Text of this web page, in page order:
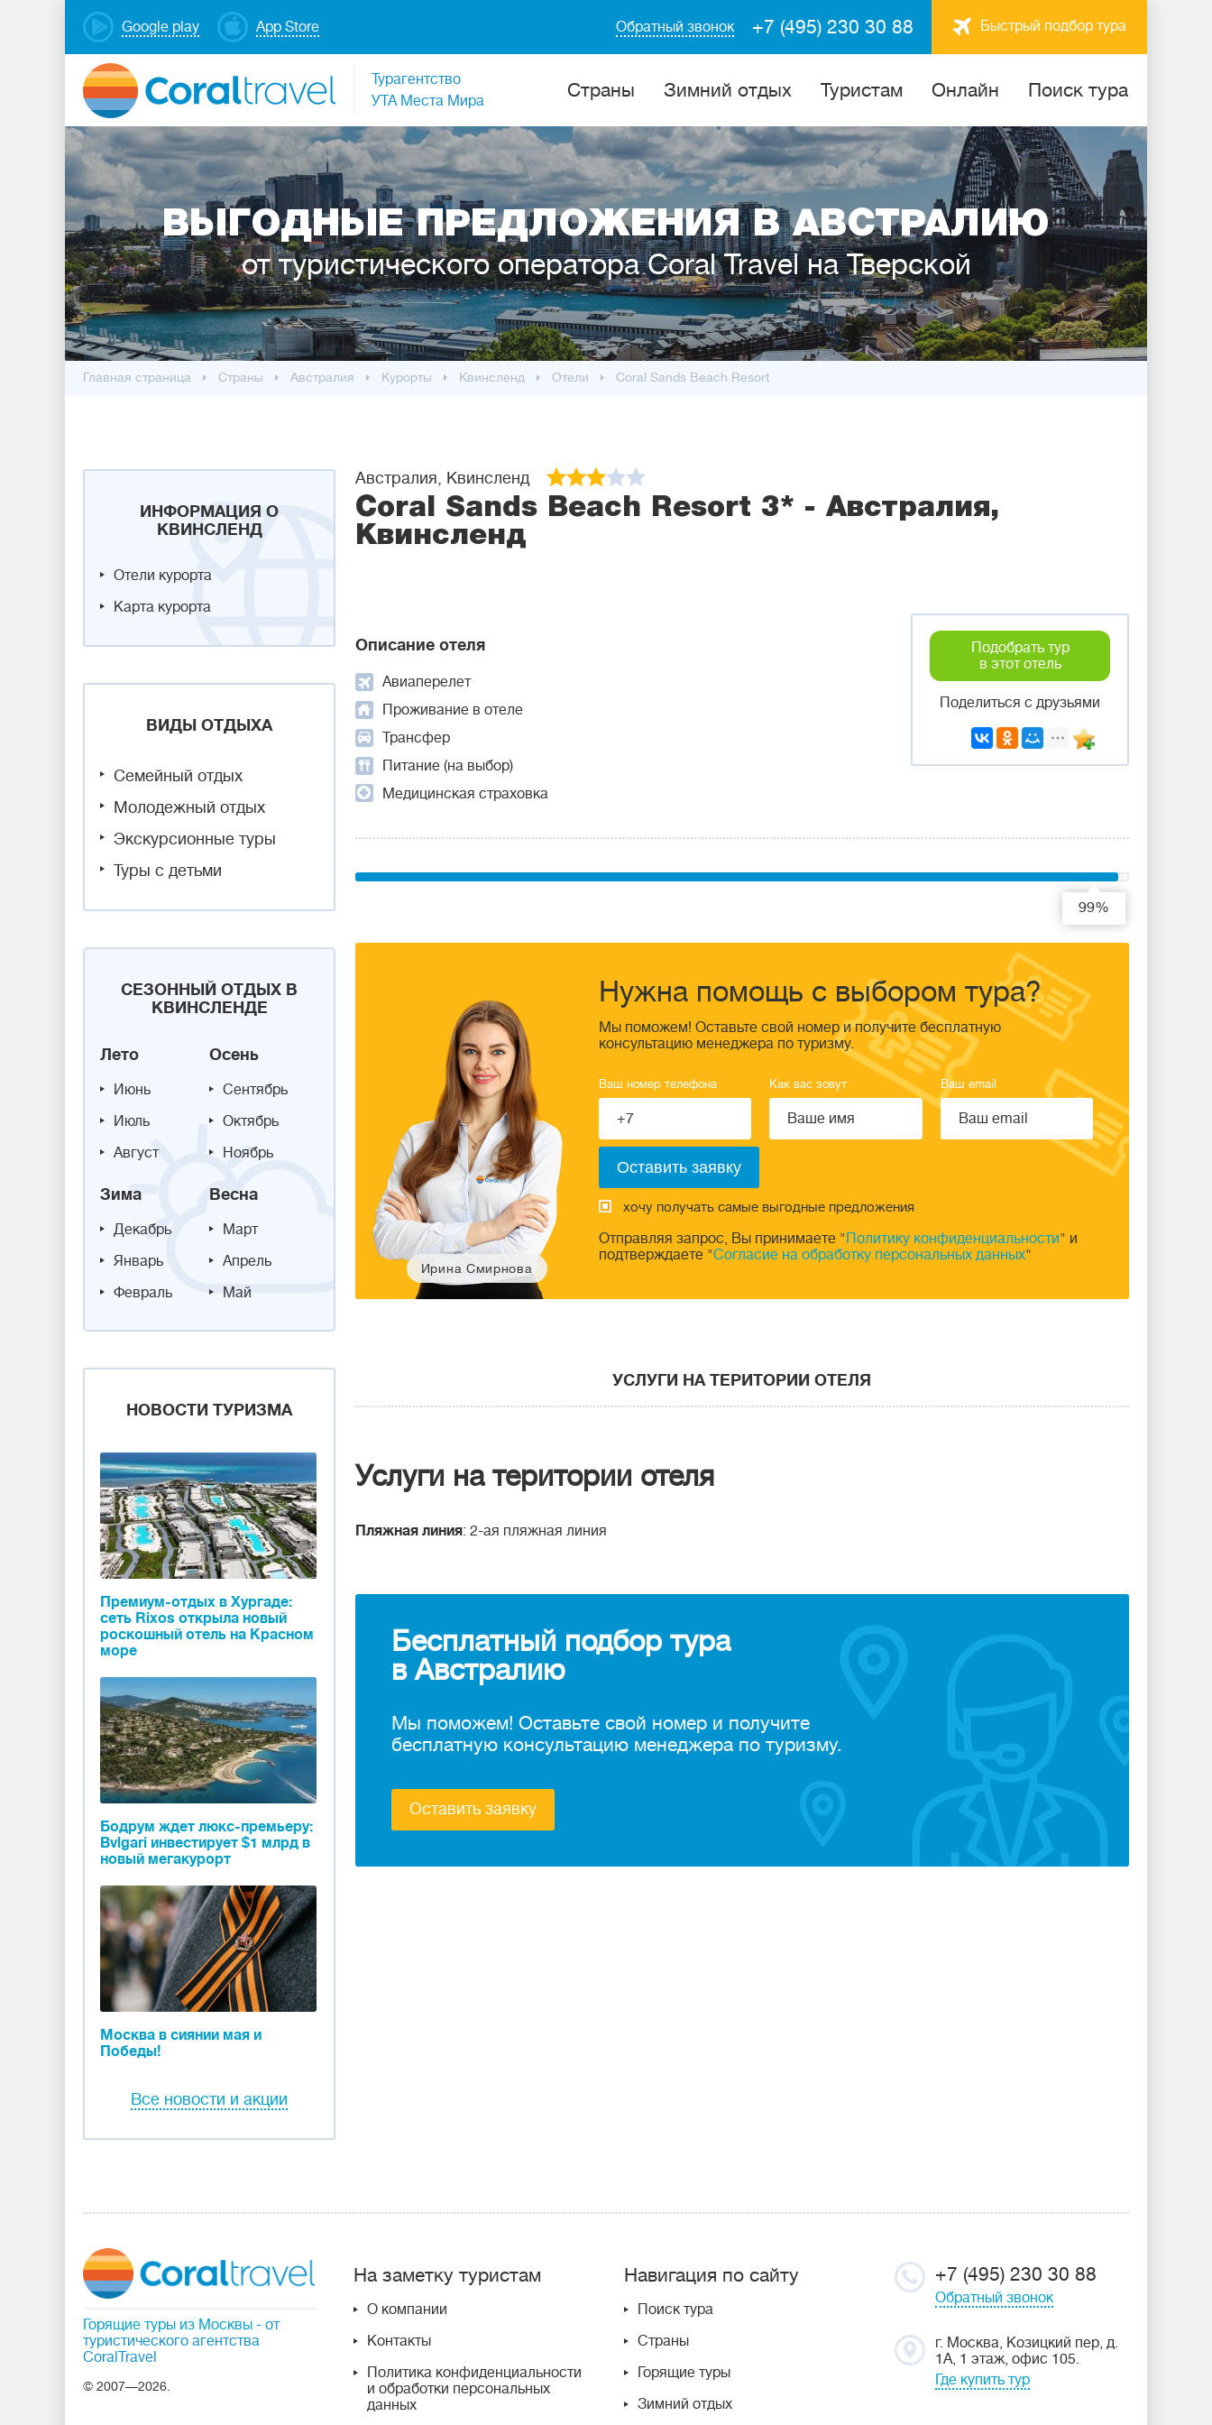
Google play App Store Быстрый подбор тура
+7 (495) 230 30 88
Обратный звонок
Турагентство
УТА Места Мира
Cтраны Зимний отдых Туристам Онлайн Поиск тура
ВЫГОДНЫЕ ПРЕДЛОЖЕНИЯ В АВСТРАЛИЮ
от туристического оператора Coral Travel на Тверской
Главная страница Cтраны Австралия Курорты Квинсленд Отели Coral Sands Beach Resort
ИНФОРМАЦИЯ О
КВИНСЛЕНД
Отели курорта
Карта курорта
ВИДЫ ОТДЫХА
Семейный отдых
Молодежный отдых
Экскурсионные туры
Туры с детьми
СЕЗОННЫЙ ОТДЫХ В
КВИНСЛЕНДЕ
Лето
Июнь
Июль
Август
Осень
Сентябрь
Октябрь
Ноябрь
Зима
Декабрь
Январь
Февраль
Весна
Март
Апрель
Май
НОВОСТИ ТУРИЗМА
Премиум-отдых в Хургаде:
сеть Rixos открыла новый
роскошный отель на Красном
море
Бодрум ждет люкс-премьеру:
Bvlgari инвестирует $1 млрд в
новый мегакурорт
Москва в сиянии мая и
Победы!
Все новости и акции
Австралия, Квинсленд
Coral Sands Beach Resort 3* - Австралия,
Квинсленд
Описание отеля
Авиаперелет
Проживание в отеле
Трансфер
Питание (на выбор)
Медицинская страховка
Подобрать тур
в этот отель
Поделиться с друзьями
99%
Ирина Смирнова
Нужна помощь с выбором тура?
Мы поможем! Оставьте свой номер и получите бесплатную
консультацию менеджера по туризму.
Ваш номер телефона Как вас зовут Ваш email
хочу получать самые выгодные предложения
Отправляя запрос, Вы принимаете " Политику конфиденциальности" и
подтверждаете "Согласие на обработку персональных данных"
УСЛУГИ НА ТЕРИТОРИИ ОТЕЛЯ
Услуги на територии отеля
Пляжная линия: 2-ая пляжная линия
Бесплатный подбор тура
в Австралию
Мы поможем! Оставьте свой номер и получите
бесплатную консультацию менеджера по туризму.
Оставить заявку
Горящие туры из Москвы - от
туристического агентства
CoralTravel
© 2007—2026.
На заметку туристам
О компании
Контакты
Политика конфиденциальности
и обработки персональных
данных
Навигация по сайту
Поиск тура
Страны
Горящие туры
Зимний отдых
+7 (495) 230 30 88
Обратный звонок
г. Москва, Козицкий пер, д.
1А, 1 этаж, офис 105.
Где купить тур